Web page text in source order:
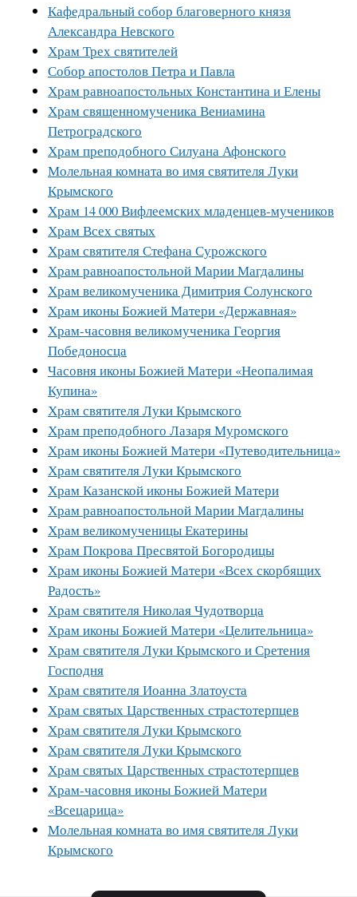
Кафедральный собор благоверного князя
Александра Невского
Храм Трех святителей
Собор апостолов Петра и Павла
Храм равноапостольных Константина и Елены
Храм священномученика Вениамина
Петроградского
Храм преподобного Силуана Афонского
Молельная комната во имя святителя Луки
Крымского
Храм 14 000 Вифлеемских младенцев-мучеников
Храм Всех святых
Храм святителя Стефана Сурожского
Храм равноапостольной Марии Магдалины
Храм великомученика Димитрия Солунского
Храм иконы Божией Матери «Державная»
Храм-часовня великомученика Георгия
Победоносца
Часовня иконы Божией Матери «Неопалимая
Купина»
Храм святителя Луки Крымского
Храм преподобного Лазаря Муромского
Храм иконы Божией Матери «Путеводительница»
Храм святителя Луки Крымского
Храм Казанской иконы Божией Матери
Храм равноапостольной Марии Магдалины
Храм великомученицы Екатерины
Храм Покрова Пресвятой Богородицы
Храм иконы Божией Матери «Всех скорбящих
Радость»
Храм святителя Николая Чудотворца
Храм иконы Божией Матери «Целительница»
Храм святителя Луки Крымского и Сретения
Господня
Храм святителя Иоанна Златоуста
Храм святых Царственных страстотерпцев
Храм святителя Луки Крымского
Храм святителя Луки Крымского
Храм святых Царственных страстотерпцев
Храм-часовня иконы Божией Матери
«Всецарица»
Молельная комната во имя святителя Луки
Крымского